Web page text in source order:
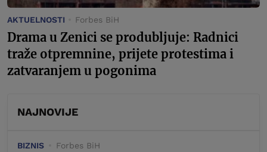
AKTUELNOSTI Forbes BiH
Drama u Zenici se produbljuje: Radnici
traže otpremnine, prijete protestima i
zatvaranjem u pogonima
NAJNOVIJE
BIZNIS Forbes BiH